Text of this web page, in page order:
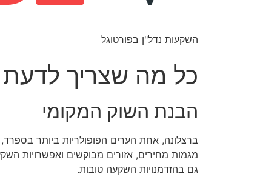
השקעות נדל"ן בפורטוגל
כל מה שצריך לדעת
הבנת השוק המקומי
ברצלונה, אחת הערים הפופולריות ביותר בספרד,
מגמות מחירים, אזורים מבוקשים ואפשרויות
גם בהזדמנויות השקעה טובות.